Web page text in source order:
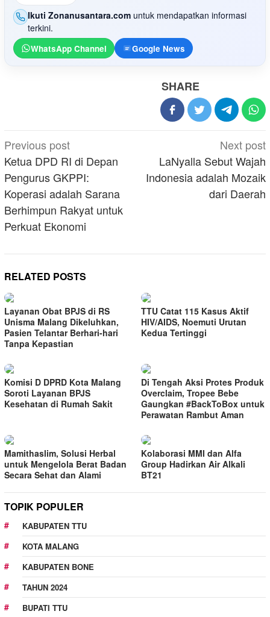
Ikuti Zonanusantara.com untuk mendapatkan informasi
terkini.
WhatsApp Channel Google News
SHARE
Post
navigation
Previous post
Ketua DPD RI di Depan
Pengurus GKPPI:
Koperasi adalah Sarana
Berhimpun Rakyat untuk
Perkuat Ekonomi
Next post
LaNyalla Sebut Wajah
Indonesia adalah Mozaik
dari Daerah
RELATED POSTS
Layanan Obat BPJS di RS
Unisma Malang Dikeluhkan,
Pasien Telantar Berhari-hari
Tanpa Kepastian
TTU Catat 115 Kasus Aktif
HIV/AIDS, Noemuti Urutan
Kedua Tertinggi
Komisi D DPRD Kota Malang
Soroti Layanan BPJS
Kesehatan di Rumah Sakit
Di Tengah Aksi Protes Produk
Overclaim, Tropee Bebe
Gaungkan #BackToBox untuk
Perawatan Rambut Aman
Mamithaslim, Solusi Herbal
untuk Mengelola Berat Badan
Secara Sehat dan Alami
Kolaborasi MMI dan Alfa
Group Hadirkan Air Alkali
BT21
TOPIK POPULER
KABUPATEN TTU
KOTA MALANG
KABUPATEN BONE
TAHUN 2024
BUPATI TTU